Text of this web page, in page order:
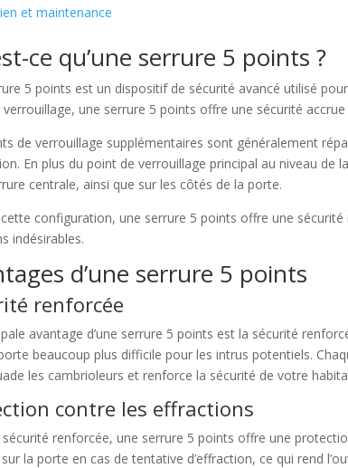
et maintenance
ce qu’une serrure 5 points ?
5 points est un dispositif de sécurité avancé utilisé
une serrure 5 points offre une sécurité
de verrouillage supplémentaires sont généralement
En plus du point de verrouillage principal au niveau
centrale, ainsi que sur les côtés de la porte.
cette configuration, une serrure 5 points offre une
indésirables.
d’une serrure 5 points
renforcée
avantage d’une serrure 5 points est la sécurité
beaucoup plus difficile pour les intrus potentiels.
les cambrioleurs et renforce la sécurité de votre
contre les effractions
sécurité renforcée, une serrure 5 points offre une
la porte en cas de tentative d’effraction, ce qui rend